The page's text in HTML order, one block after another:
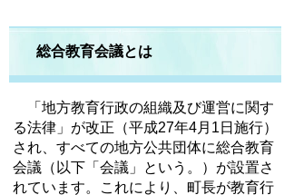
総合教育会議とは
「地方教育行政の組織及び運営に関す
る法律」が改正（平成27年4月1日施行）
され、すべての地方公共団体に総合教育
会議（以下「会議」という。）が設置さ
れています。これにより、町長が教育行